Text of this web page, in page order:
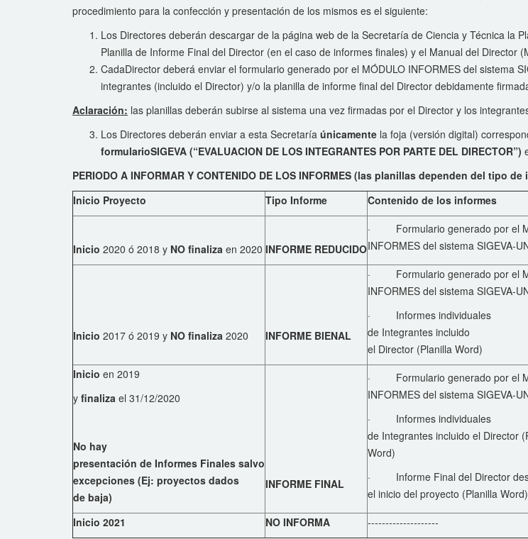
procedimiento para la confección y presentación de los mismos es el siguiente:
Los Directores deberán descargar de la página web de la Secretaría de Ciencia y Técnica la
Planilla de Informe Final del Director (en el caso de informes finales) y el Manual del Director
CadaDirector deberá enviar el formulario generado por el MÓDULO INFORMES del sistema
integrantes (incluido el Director) y/o la planilla de informe final del Director debidamente
Aclaración: las planillas deberán subirse al sistema una vez firmadas por el Director y los
Los Directores deberán enviar a esta Secretaría únicamente la foja (versión digital)
formularioSIGEVA (“EVALUACION DE LOS INTEGRANTES POR PARTE DEL DIRECTOR”)
PERIODO A INFORMAR Y CONTENIDO DE LOS INFORMES (las planillas dependen del tipo de
Inicio Proyecto
Tipo Informe Contenido de los informes
Inicio 2020 ó 2018 y NO finaliza en 2020 INFORME REDUCIDO
· Formulario generado por el
INFORMES del sistema SIGEVA-
Inicio 2017 ó 2019 y NO finaliza 2020 INFORME BIENAL
· Formulario generado por el
INFORMES del sistema SIGEVA-
· Informes individuales
de Integrantes incluido
el Director (Planilla Word)
Inicio en 2019
y finaliza el 31/12/2020
No hay
presentación de Informes Finales salvo
excepciones (Ej: proyectos dados
de baja)
INFORME FINAL
· Formulario generado por el
INFORMES del sistema SIGEVA-
· Informes individuales
de Integrantes incluido el Director
Word)
· Informe Final del Director
el inicio del proyecto (Planilla Word)
Inicio 2021
NO INFORMA
--------------------